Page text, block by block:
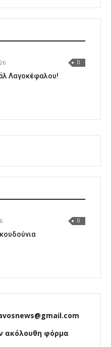
0
Λαγοκέφαλου!
0
ακόλουθη φόρμα